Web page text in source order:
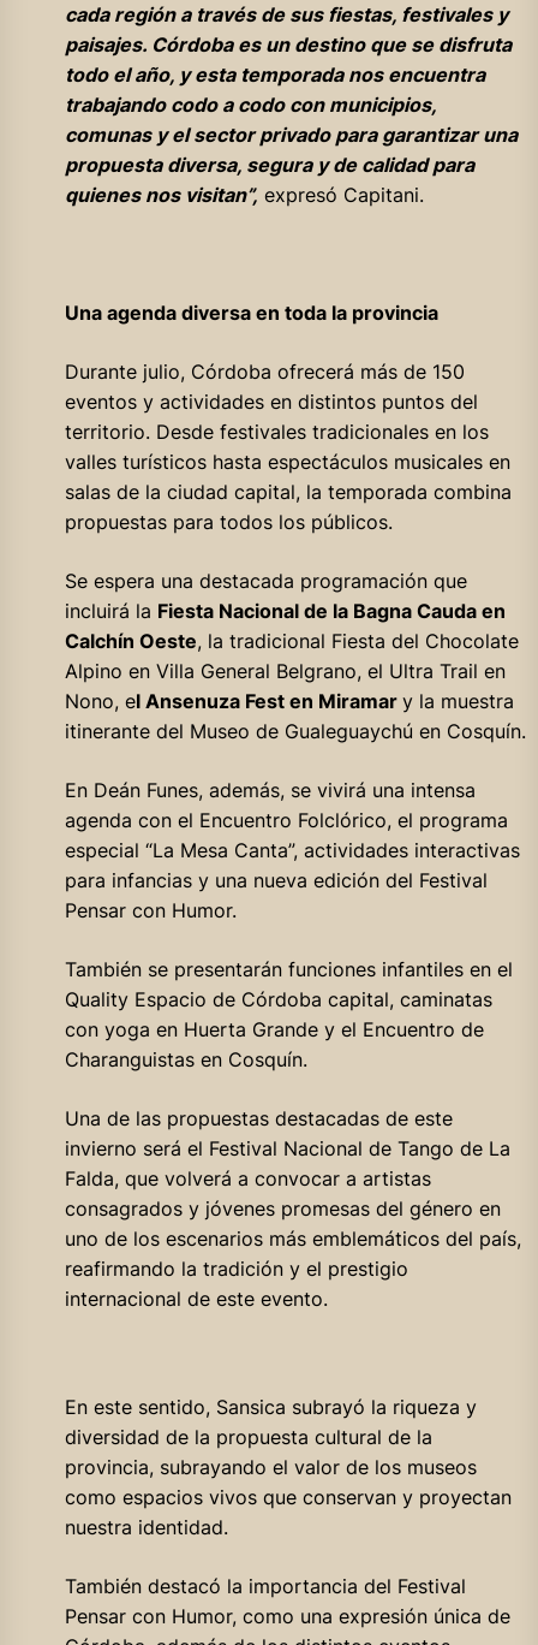
cada región a través de sus fiestas, festivales y
paisajes. Córdoba es un destino que se disfruta
todo el año, y esta temporada nos encuentra
trabajando codo a codo con municipios,
comunas y el sector privado para garantizar una
propuesta diversa, segura y de calidad para
quienes nos visitan”, expresó Capitani.
Una agenda diversa en toda la provincia
Durante julio, Córdoba ofrecerá más de 150
eventos y actividades en distintos puntos del
territorio. Desde festivales tradicionales en los
valles turísticos hasta espectáculos musicales en
salas de la ciudad capital, la temporada combina
propuestas para todos los públicos.
Se espera una destacada programación que
incluirá la Fiesta Nacional de la Bagna Cauda en
Calchín Oeste, la tradicional Fiesta del Chocolate
Alpino en Villa General Belgrano, el Ultra Trail en
Nono, el Ansenuza Fest en Miramar y la muestra
itinerante del Museo de Gualeguaychú en Cosquín.
En Deán Funes, además, se vivirá una intensa
agenda con el Encuentro Folclórico, el programa
especial “La Mesa Canta”, actividades interactivas
para infancias y una nueva edición del Festival
Pensar con Humor.
También se presentarán funciones infantiles en el
Quality Espacio de Córdoba capital, caminatas
con yoga en Huerta Grande y el Encuentro de
Charanguistas en Cosquín.
Una de las propuestas destacadas de este
invierno será el Festival Nacional de Tango de La
Falda, que volverá a convocar a artistas
consagrados y jóvenes promesas del género en
uno de los escenarios más emblemáticos del país,
reafirmando la tradición y el prestigio
internacional de este evento.
En este sentido, Sansica subrayó la riqueza y
diversidad de la propuesta cultural de la
provincia, subrayando el valor de los museos
como espacios vivos que conservan y proyectan
nuestra identidad.
También destacó la importancia del Festival
Pensar con Humor, como una expresión única de